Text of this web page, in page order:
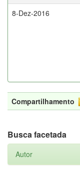
8-Dez-2016
Compartilhamento
Busca facetada
Autor